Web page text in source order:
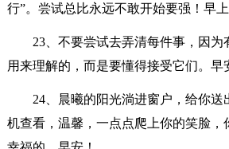
行”。尝试总比永远不敢开始要强！早上
23、不要尝试去弄清每件事，因为
用来理解的，而是要懂得接受它们。早
24、晨曦的阳光淌进窗户，给你送
机查看，温馨，一点点爬上你的笑脸，